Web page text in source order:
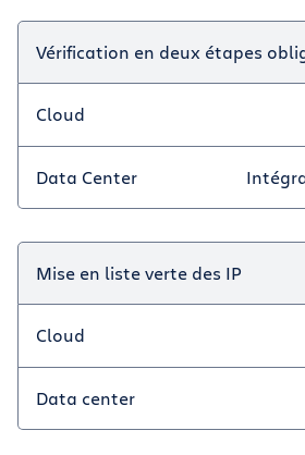
Vérification en deux étapes
Cloud
Data Center
Mise en liste verte des IP
Cloud
Data center